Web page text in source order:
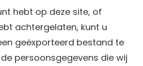
hebt op deze site, of
achtergelaten, kunt u
geëxporteerd bestand te
persoonsgegevens die wij